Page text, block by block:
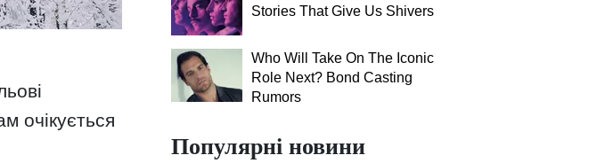
очікується
Stories That Give Us Shivers
Who Will Take On The Iconic
Role Next? Bond Casting
Rumors
Популярні новини